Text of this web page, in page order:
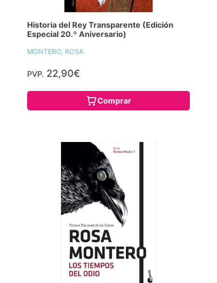
Historia del Rey Transparente (Edición
Especial 20.º Aniversario)
MONTERO, ROSA
PVP. 22,90€
Comprar